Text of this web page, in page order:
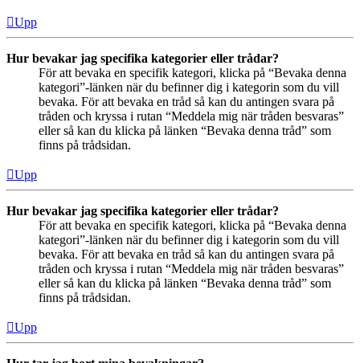
Upp
Hur bevakar jag specifika kategorier eller trådar?
För att bevaka en specifik kategori, klicka på “Bevaka denna
kategori”-länken när du befinner dig i kategorin som du vill
bevaka. För att bevaka en tråd så kan du antingen svara på
tråden och kryssa i rutan “Meddela mig när tråden besvaras”
eller så kan du klicka på länken “Bevaka denna tråd” som
finns på trådsidan.
Upp
Hur bevakar jag specifika kategorier eller trådar?
För att bevaka en specifik kategori, klicka på “Bevaka denna
kategori”-länken när du befinner dig i kategorin som du vill
bevaka. För att bevaka en tråd så kan du antingen svara på
tråden och kryssa i rutan “Meddela mig när tråden besvaras”
eller så kan du klicka på länken “Bevaka denna tråd” som
finns på trådsidan.
Upp